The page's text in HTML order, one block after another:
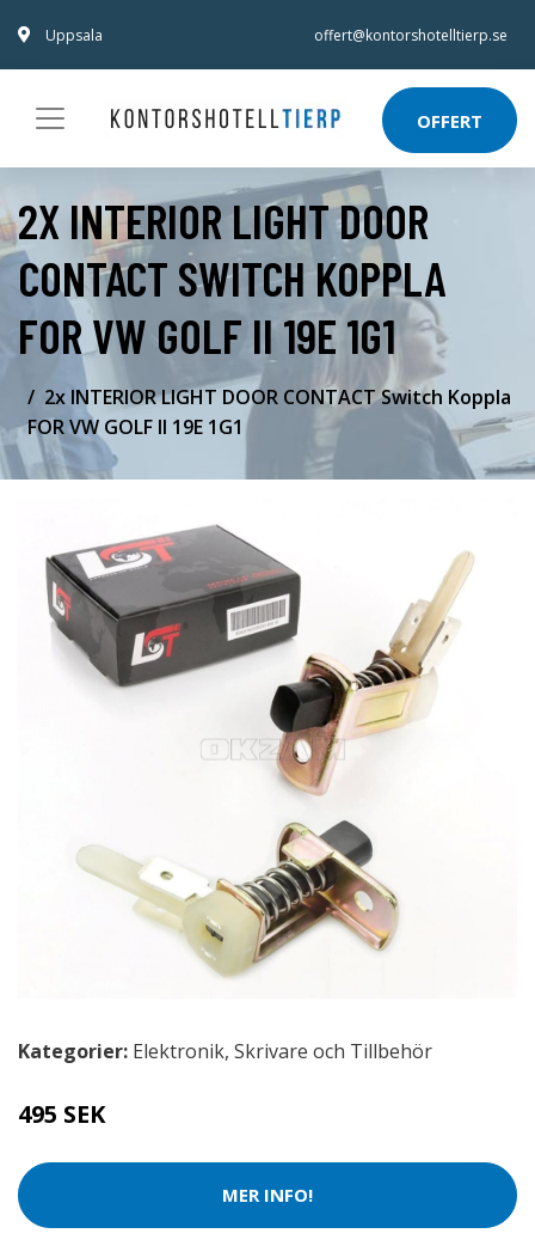
Uppsala offert@kontorshotelltierp.se
OFFERT
2X INTERIOR LIGHT DOOR
CONTACT SWITCH KOPPLA
FOR VW GOLF II 19E 1G1
2x INTERIOR LIGHT DOOR CONTACT Switch Koppla
FOR VW GOLF II 19E 1G1
Kategorier: Elektronik, Skrivare och Tillbehör
495 SEK
MER INFO!